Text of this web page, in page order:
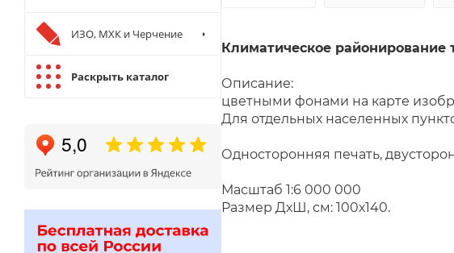
Климатическое районирование
Описание:
цветными фонами на карте
Для отдельных населенных
Односторонняя печать,
Масштаб 1:6 000
Размер ДхШ, см: 100х140.
ИЗО, МХК и Черчение
Раскрыть каталог